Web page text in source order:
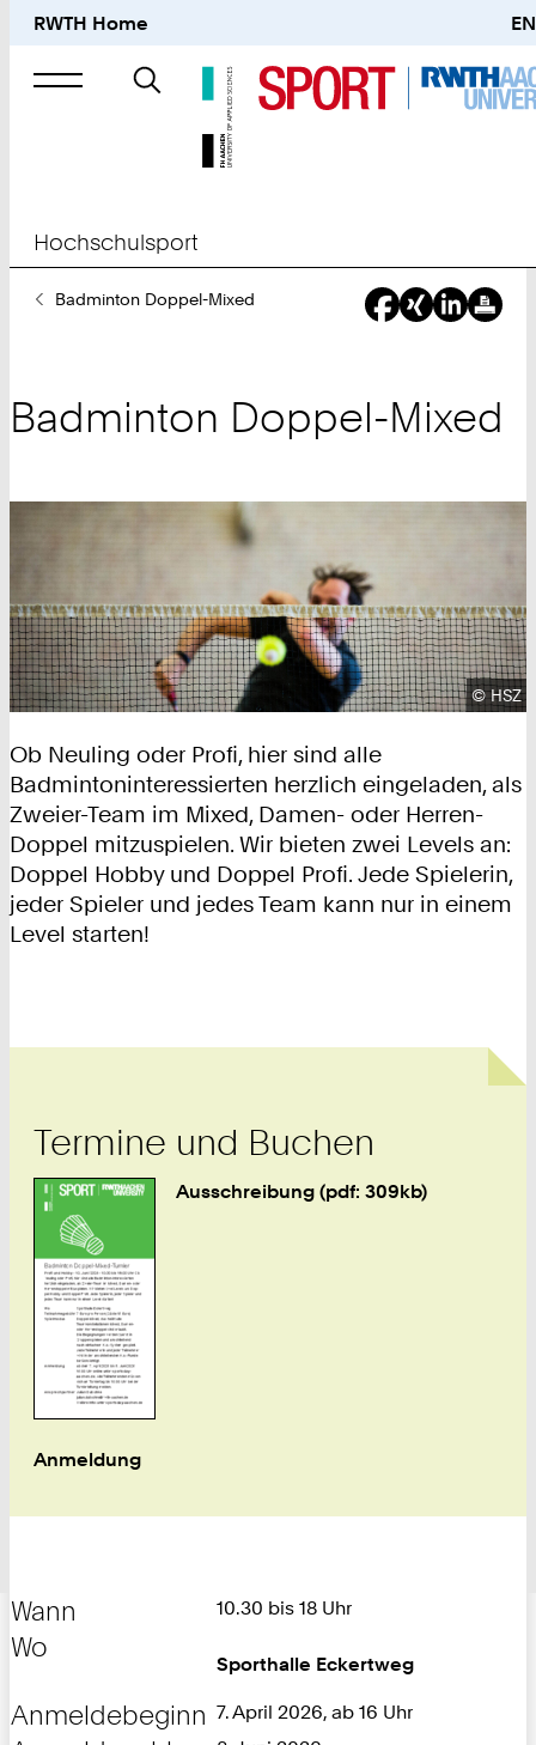
RWTH Home EN
Suche
nach
Hochschulsport
SieBadminton Doppel-Mixed
Badminton Doppel-Mixed
©HSZ
Ob Neuling oder Profi, hier sind alle
Badmintoninteressierten herzlich eingeladen, als
Zweier-Team im Mixed, Damen- oder Herren-
Doppel mitzuspielen. Wir bieten zwei Levels an:
Doppel Hobby und Doppel Profi. Jede Spielerin,
jeder Spieler und jedes Team kann nur in einem
Level starten!
Termine und Buchen
Ausschreibung (pdf: 309kb)
Anmeldung
Wann 10.30 bis 18 Uhr
Wo
Sporthalle Eckertweg
Anmeldebeginn 7. April 2026, ab 16 Uhr